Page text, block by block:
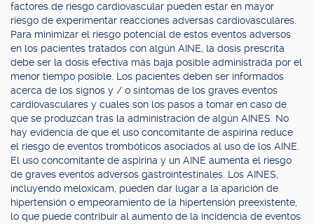
factores de riesgo cardiovascular pueden estar en mayor
riesgo de experimentar reacciones adversas cardiovasculares.
Para minimizar el riesgo potencial de estos eventos adversos
en los pacientes tratados con algún AINE, la dosis prescrita
debe ser la dosis efectiva más baja posible administrada por el
menor tiempo posible. Los pacientes deben ser informados
acerca de los signos y / o síntomas de los graves eventos
cardiovasculares y cuales son los pasos a tomar en caso de
que se produzcan tras la administración de algún AINES. No
hay evidencia de que el uso concomitante de aspirina reduce
el riesgo de eventos trombóticos asociados al uso de los AINE.
El uso concomitante de aspirina y un AINE aumenta el riesgo
de graves eventos adversos gastrointestinales. Los AINES,
incluyendo meloxicam, pueden dar lugar a la aparición de
hipertensión o empeoramiento de la hipertensión preexistente,
lo que puede contribuir al aumento de la incidencia de eventos